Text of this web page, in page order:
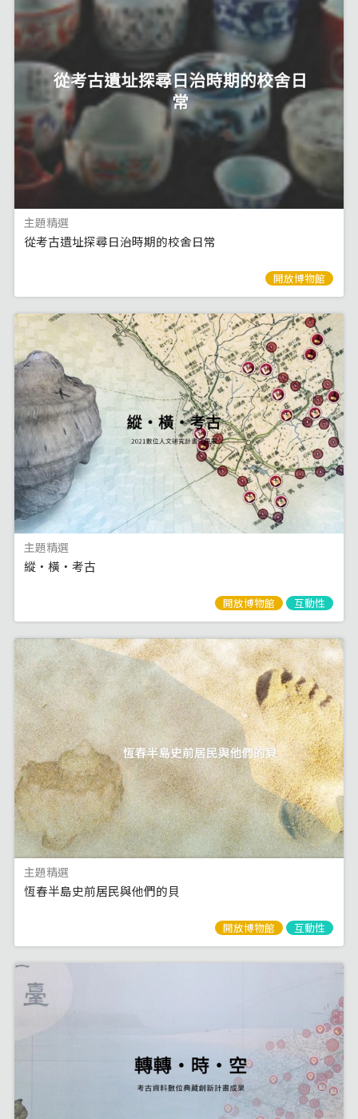
主題精選
從考古遺址探尋日治時期的校舍日常
開放博物館
主題精選
縱‧橫‧考古
開放博物館 互動性
主題精選
恆春半島史前居民與他們的貝
開放博物館 互動性